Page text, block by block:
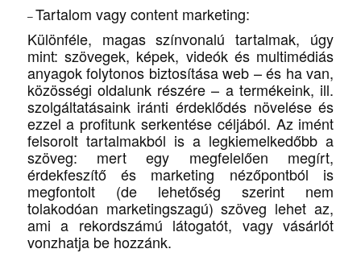
–Tartalom vagy content marketing:
Különféle, magas színvonalú tartalmak, úgy
mint: szövegek, képek, videók és multimédiás
anyagok folytonos biztosítása web – és ha van,
közösségi oldalunk részére – a termékeink, ill.
szolgáltatásaink iránti érdeklődés növelése és
ezzel a profitunk serkentése céljából. Az imént
felsorolt tartalmakból is a legkiemelkedőbb a
szöveg: mert egy megfelelően megírt,
érdekfeszítő és marketing nézőpontból is
megfontolt (de lehetőség szerint nem
tolakodóan marketingszagú) szöveg lehet az,
ami a rekordszámú látogatót, vagy vásárlót
vonzhatja be hozzánk.